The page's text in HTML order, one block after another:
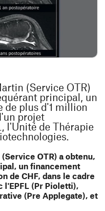
(Service OTR)
principal, un
de plus d'1 million
projet
l'Unité de Thérapie
OTR) a obtenu,
un financement
de CHF, dans le cadre
l'EPFL (Pr Pioletti),
(Pre Applegate), et